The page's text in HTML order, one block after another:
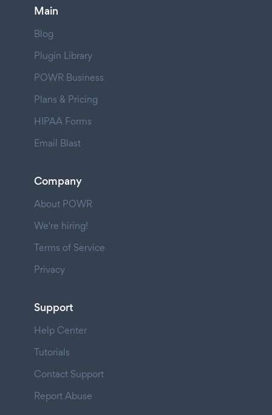
Main
Blog
Plugin Library
POWR Business
Plans & Pricing
HIPAA Forms
Email Blast
Company
About POWR
We're hiring!
Terms of Service
Privacy
Support
Help Center
Tutorials
Contact Support
Report Abuse